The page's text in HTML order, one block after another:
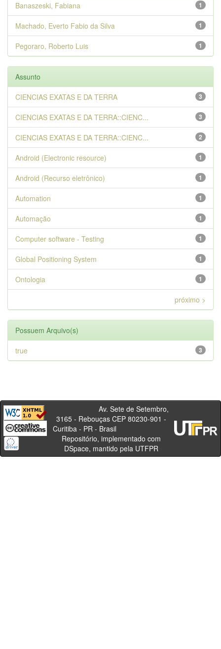
1
Banaszeski, Fabiana
1
Machado, Everto Fabio da Silva
1
Pegoraro, Roberto Luis
Assunto
3
CIENCIAS EXATAS E DA TERRA
3
CIENCIAS EXATAS E DA TERRA::CIENC...
2
CIENCIAS EXATAS E DA TERRA::CIENC...
1
Android (Electronic resource)
1
Android (Recurso eletrônico)
1
Automation
1
Automação
1
Computer software - Testing
1
Global Positioning System
1
Ontologia
próximo >
Possuem Arquivo(s)
3
true
Av. Sete de Setembro,
3165 - Rebouças CEP 80230-901 -
Curitiba - PR - Brasil
Repositório, implementado com
DSpace, mantido pela UTFPR